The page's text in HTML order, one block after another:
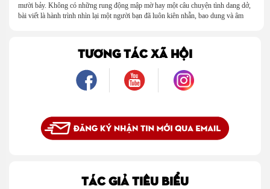
mười bảy. Không có những rung động mập mờ hay một câu chuyện tình dang dở,
bài viết là hành trình nhìn lại một người bạn đã luôn kiên nhẫn, bao dung và âm
là một mối tình, mà là một người luôn cho tôi quyền được là chính mình.
TƯƠNG TÁC XÃ HỘI
TÁC GIẢ TIÊU BIỂU